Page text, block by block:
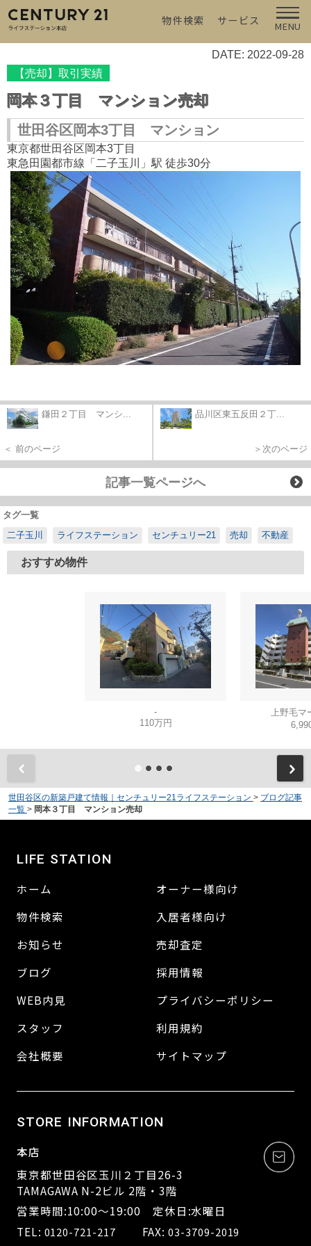
物件検索 サービス MENU
DATE: 2022-09-28
【売却】取引実績
岡本３丁目 マンション売却
世田谷区岡本3丁目 マンション
東京都世田谷区岡本3丁目
東急田園都市線「二子玉川」駅 徒歩30分
鎌田２丁目 マンシ...
＜ 前のページ
品川区東五反田２丁...
＞次のページ
記事一覧ページへ
タグ一覧
二子玉川
ライフステーション センチュリー21 売却 不動産
おすすめ物件
-
110万円
上野毛
世田谷区の新築戸建て情報｜センチュリー21ライフステーション > ブログ記事
一覧 > 岡本３丁目 マンション売却
LIFE STATION
ホーム
物件検索
お知らせ
ブログ
WEB内見
スタッフ
会社概要
オーナー様向け
入居者様向け
売却査定
採用情報
プライバシーポリシー
利用規約
サイトマップ
STORE INFORMATION
本店
東京都世田谷区玉川２丁目26-3
TAMAGAWA N-2ビル 2階・3階
営業時間:10:00～19:00 定休日:水曜日
TEL: 0120-721-217 FAX:03-3709-2019